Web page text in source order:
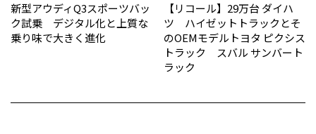
新型アウディQ3スポーツバッ
ク試乗 デジタル化と上質な
乗り味で大きく進化
【リコール】29万台 ダイハ
ツ ハイゼットトラックとそ
のOEMモデルトヨタ ピクシス
トラック スバル サンバート
ラック